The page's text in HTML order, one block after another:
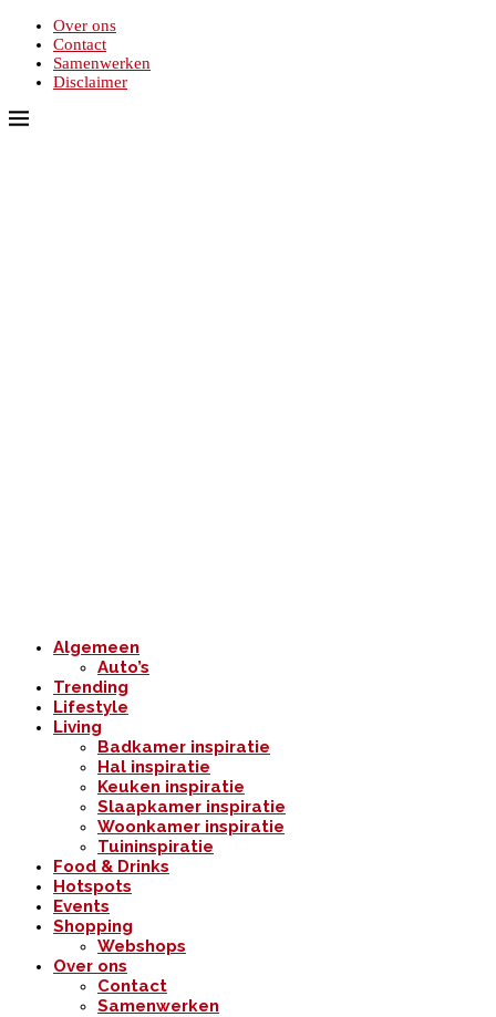
Over ons
Contact
Samenwerken
Disclaimer
Algemeen
Auto’s
Trending
Lifestyle
Living
Badkamer inspiratie
Hal inspiratie
Keuken inspiratie
Slaapkamer inspiratie
Woonkamer inspiratie
Tuininspiratie
Food & Drinks
Hotspots
Events
Shopping
Webshops
Over ons
Contact
Samenwerken